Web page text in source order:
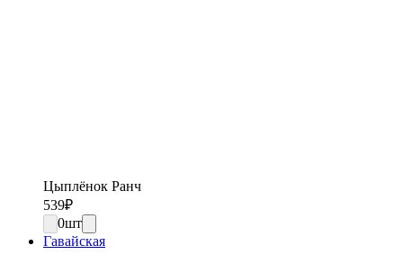
Цыплёнок Ранч
539₽
0шт
Гавайская